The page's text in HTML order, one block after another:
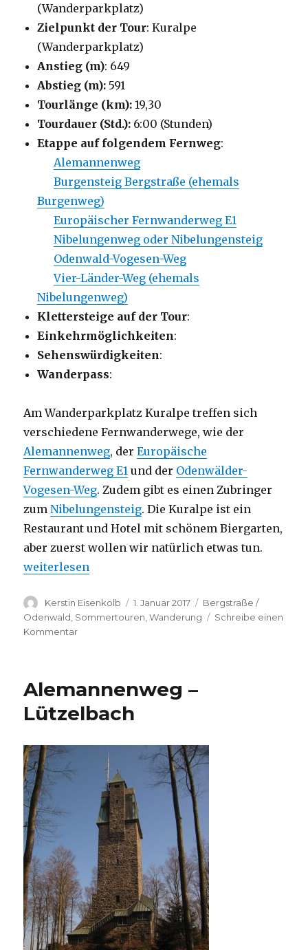
(Wanderparkplatz)
Zielpunkt der Tour: Kuralpe
(Wanderparkplatz)
Anstieg (m): 649
Abstieg (m): 591
Tourlänge (km):19,30
Tourdauer (Std.): 6:00 (Stunden)
Etappe auf folgendem Fernweg:
Alemannenweg
Burgensteig Bergstraße (ehemals
Burgenweg)
Europäischer Fernwanderweg E1
Nibelungenweg oder Nibelungensteig
Odenwald-Vogesen-Weg
Vier-Länder-Weg (ehemals
Nibelungenweg)
Klettersteige auf der Tour:
Einkehrmöglichkeiten:
Sehenswürdigkeiten:
Wanderpass:
Am Wanderparkplatz Kuralpe treffen sich
verschiedene Fernwanderwege, wie der
Alemannenweg, derEuropäische
Fernwanderweg E1 und der Odenwälder-
Vogesen-Weg. Zudem gibt es einen Zubringer
zumNibelungensteig. Die Kuralpe ist ein
Restaurant und Hotel mit schönem Biergarten,
aber zuerst wollen wir natürlich etwas tun.
„Alemannenweg – Kuralpe – Schloss Auerbach“
weiterlesen
Autor
Kerstin Eisenkolb
Veröffentlicht
am
1. Januar 2017 Kategorien
Bergstraße /
Odenwald Sommertouren ,Wanderung
Schreibe einen
Kommentarzu
–
Auerbach
Alemannenweg –
Lützelbach